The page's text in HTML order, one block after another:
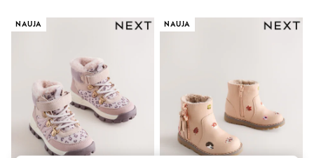
Multipacks
All Boys Sport & Swimwear
Swimwear
Tops
Shorts
Joggers
adidas
Nike
All Girls Schoolwear
Shoes
NAUJA NAUJA